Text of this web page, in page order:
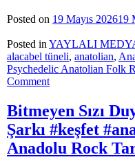
Posted on 19 Mayıs 202619
Posted in YAYLALI
alacabel tüneli, anatolian,
Psychedelic Anatolian Folk
Commenton
Gözlerine
Hayran
Türkçe
Pop
Müzik
Bitmeyen Sızı
Şarkı #keşfet
Anadolu Rock